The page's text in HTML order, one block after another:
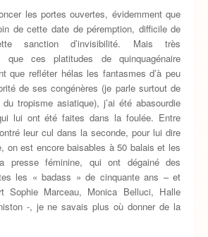
les portes ouvertes, évidemment que
de cette date de péremption, difficile de
sanction d’invisibilité. Mais très
que ces platitudes de quinquagénaire
que refléter hélas les fantasmes d’à peu
de ses congénères (je parle surtout de
tropisme asiatique), j’ai été abasourdie
lui ont été faites dans la foulée. Entre
leur cul dans la seconde, pour lui dire
on est encore baisables à 50 balais et les
presse féminine, qui ont dégainé des
les « badass » de cinquante ans – et
Sophie Marceau, Monica Belluci, Halle
-, je ne savais plus où donner de la